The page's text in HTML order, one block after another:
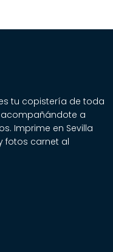
tu copistería de toda
acompañándote a
Imprime en Sevilla
fotos carnet al